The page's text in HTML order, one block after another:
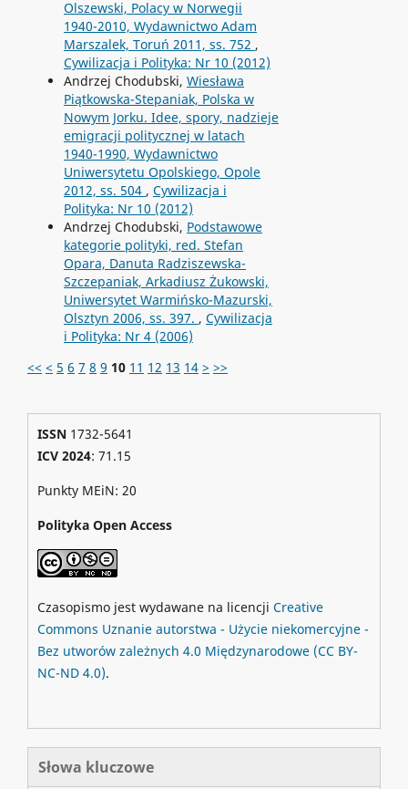
Olszewski, Polacy w Norwegii
1940-2010, Wydawnictwo Adam
Marszalek, Toruń 2011, ss. 752 ,
Cywilizacja i Polityka: Nr 10 (2012)
Andrzej Chodubski, Wiesława
Piątkowska-Stepaniak, Polska w
Nowym Jorku. Idee, spory, nadzieje
emigracji politycznej w latach
1940-1990, Wydawnictwo
Uniwersytetu Opolskiego, Opole
2012, ss. 504 , Cywilizacja i
Polityka: Nr 10 (2012)
Andrzej Chodubski, Podstawowe
kategorie polityki, red. Stefan
Opara, Danuta Radziszewska-
Szczepaniak, Arkadiusz Żukowski,
Uniwersytet Warmińsko-Mazurski,
Olsztyn 2006, ss. 397. , Cywilizacja
i Polityka: Nr 4 (2006)
<< < 5 6 7 8 9 10 11 12 13 14 > >>
ISSN1732-5641
ICV 2024: 71.15
Punkty MEiN: 20
Polityka Open Access
Czasopismo jest wydawane na licencji Creative
Commons Uznanie autorstwa - Użycie niekomercyjne -
Bez utworów zależnych 4.0 Międzynarodowe (CC BY-
NC-ND 4.0).
Słowa kluczowe